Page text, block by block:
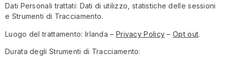
Dati Personali trattati: Dati di utilizzo, statistiche delle sessioni
e Strumenti di Tracciamento.
Luogo del trattamento: Irlanda – Privacy Policy –Opt out.
Durata degli Strumenti di Tracciamento: